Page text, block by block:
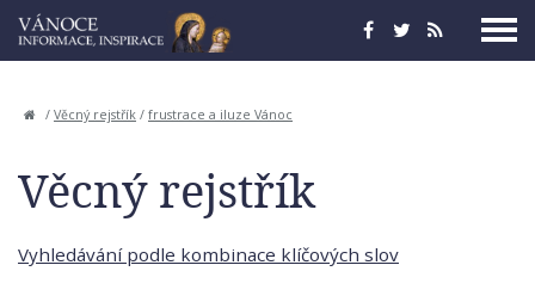
/ Věcný rejstřík / frustrace a iluze Vánoc
Věcný rejstřík
Vyhledávání podle kombinace klíčových slov